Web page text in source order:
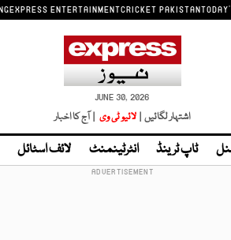
EXPRESS ENTERTAINMENTCRICKET PAKISTAN
JUNE 30, 2026
اشتہار لگائیں | لائیو ٹی وی | آج کا اخبار
ٹاپ ٹرینڈ انٹرٹینمنٹ لائف اسٹائل